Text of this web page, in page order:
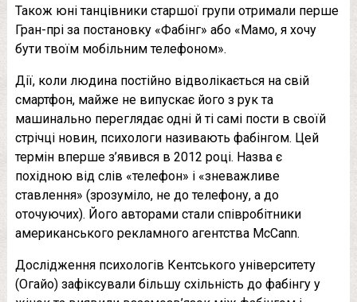
Також юні танцівники старшої групи отримали перше
Гран-прі за постановку «Фабінг» або «Мамо, я хочу
бути твоїм мобільним телефоном».
Дії, коли людина постійно відволікається на свій
смартфон, майже не випускає його з рук та
машинально переглядає одні й ті самі пости в своїй
стрічці новин, психологи називають фабінгом. Цей
термін вперше з’явився в 2012 році. Назва є
похідною від слів «телефон» і «зневажливе
ставлення» (зрозуміло, не до телефону, а до
оточуючих). Його авторами стали співробітники
американського рекламного агентства McCann.
Дослідження психологів Кентського університету
(Огайо) зафіксували більшу схільність до фабінгу у